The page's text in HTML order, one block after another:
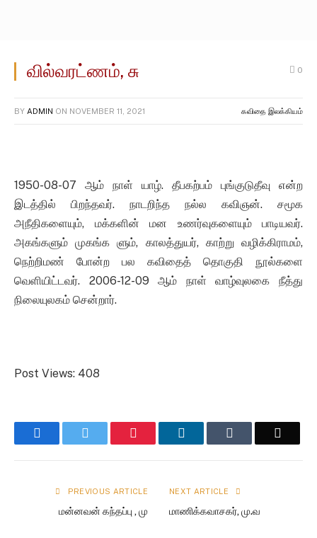
வில்வரட்ணம், சு 0
BY ADMIN ON NOVEMBER 11, 2021 கவிதை இலக்கியம்
1950-08-07 ஆம் நாள் யாழ். தீபகற்பம் புங்குடுதீவு என்ற
இடத்தில் பிறந்தவர். நாடறிந்த நல்ல கவிஞன். சமூக
அநீதிகளையும், மக்களின் மன உணர்வுகளையும் பாடியவர்.
அகங்களும் முகங்க ளும், காலத்துயர், காற்று வழிக்கிராமம்,
நெற்றிமண் போன்ற பல கவிதைத் தொகுதி நூல்களை
வெளியிட்டவர். 2006-12-09 ஆம் நாள் வாழ்வுலகை நீத்து
நிலையுலகம் சென்றார்.
Post Views: 408
Facebook Pinterest LinkedIn
PREVIOUS ARTICLE
மன்னவன் கந்தப்பு , மு
NEXT ARTICLE
மாணிக்கவாசகர், மு.வ